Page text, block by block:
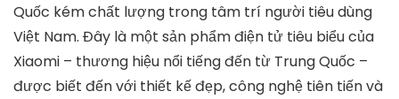
Quốc kém chất lượng trong tâm trí người tiêu dùng
Việt Nam. Đây là một sản phẩm điện tử tiêu biểu của
Xiaomi – thương hiệu nổi tiếng đến từ Trung Quốc –
được biết đến với thiết kế đẹp, công nghệ tiên tiến và